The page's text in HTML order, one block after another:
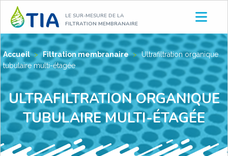
Aller
contenu
LE SUR-MESURE DE LA
FILTRATION MEMBRANAIRE
Accueil > Filtration membranaire > Ultrafiltration organique
tubulaire multi-étagée
ULTRAFILTRATION ORGANIQUE
TUBULAIRE MULTI-ÉTAGÉE